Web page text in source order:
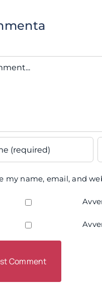
my name, email, and